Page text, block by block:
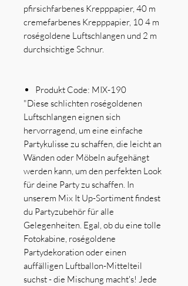
pfirsichfarbenes Krepppapier, 40 m
cremefarbenes Krepppapier, 10 4 m
roségoldene Luftschlangen und 2 m
durchsichtige Schnur.
Produkt Code: MIX-190
"Diese schlichten roségoldenen
Luftschlangen eignen sich
hervorragend, um eine einfache
Partykulisse zu schaffen, die leicht an
Wänden oder Möbeln aufgehängt
werden kann, um den perfekten Look
für deine Party zu schaffen. In
unserem Mix It Up-Sortiment findest
du Partyzubehör für alle
Gelegenheiten. Egal, ob du eine tolle
Fotokabine, roségoldene
Partydekoration oder einen
auffälligen Luftballon-Mittelteil
suchst - die Mischung macht's! Jede